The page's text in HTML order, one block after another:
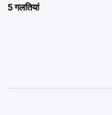
5 गलतियां